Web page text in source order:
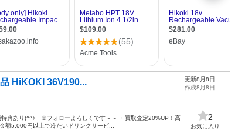
HiKOKI 36V190...
典あり(^^♪ ※フォローよろしくです～～ ・買取査定20%UP！高
額5,000円以上で冷たいドリンクサービ...
更新8月8日
作成8月8日
2
お気に入り